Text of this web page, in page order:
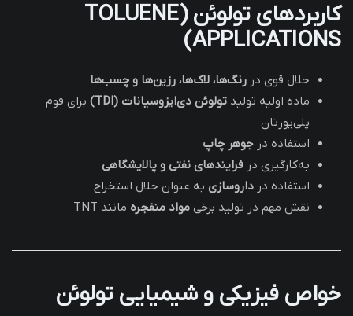
کاربردهای تولوئن (TOLUENE
APPLICATIONS)
حلال قوی در رنگ‌ها، لاک‌ها، رزین‌ها و چسب‌ها
ماده اولیه تولید تولوئن دی‌ایزوسیانات (TDI)
برای فوم
پلی‌یورتان
استفاده در جوهر چاپ
به‌کارگیری در فرایندهای نفتی و پالایشگاهی
استفاده در داروسازی به عنوان حلال استخراج
نقش مهم در تولید برخی مواد منفجره مانند TNT
خواص فیزیکی و شیمیایی تولوئن